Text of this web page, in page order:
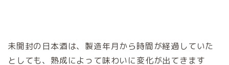
未開封の日本酒は、製造年月から時間が経過していた
としても、熟成によって味わいに変化が出てきます